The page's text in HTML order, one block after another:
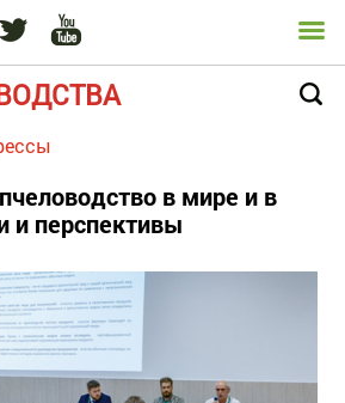
в мире и в
и перспективы